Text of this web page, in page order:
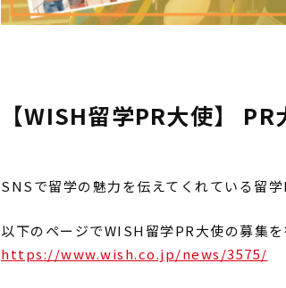
【WISH留学PR大使】
SNSで留学の魅力を伝えてくれている留学
以下のページでWISH留学PR大使の募集を
https://www.wish.co.jp/news/3575/